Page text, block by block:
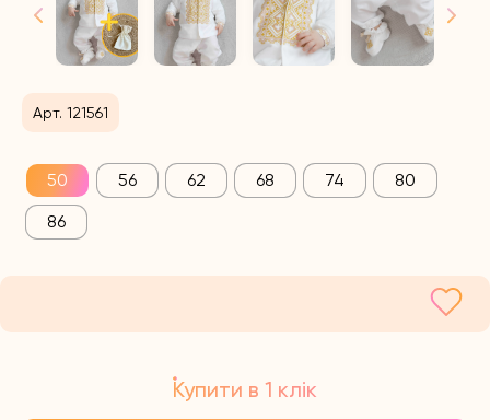
Арт. 121561
50 56 62 68 74
80
86
Купити в 1 клік